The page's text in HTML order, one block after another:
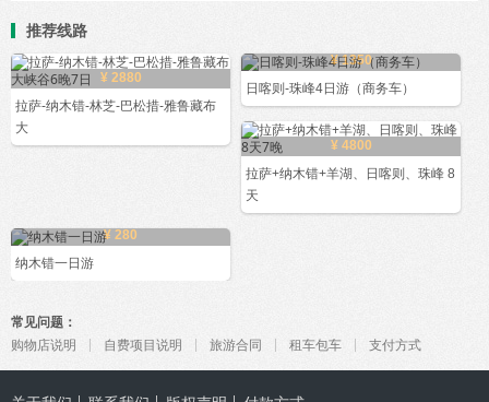
推荐线路
¥ 2880
拉萨-纳木错-林芝-巴松措-雅鲁藏布
大
¥ 1350
日喀则-珠峰4日游（商务车）
¥ 4800
拉萨+纳木错+羊湖、日喀则、珠峰 8
天
¥ 280
纳木错一日游
常见问题：
购物店说明
自费项目说明 旅游合同 租车包车 支付方式